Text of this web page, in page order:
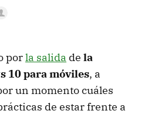
porla salida de la
10 para móviles, a
un momento cuáles
de estar frente a